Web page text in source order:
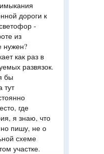
дороги к
-
из
нужен?
как раз в
развязок.
бы
тут
где
я знаю, что
но пишу, не о
схеме
участке.